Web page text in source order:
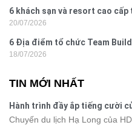
6 khách sạn và resort cao
nghi
20/07/2026
6 Địa điểm tổ chức Team
18/07/2026
TIN MỚI NHẤT
Hành trình đầy ắp tiếng cười
Chuyến du lịch Hạ Long của